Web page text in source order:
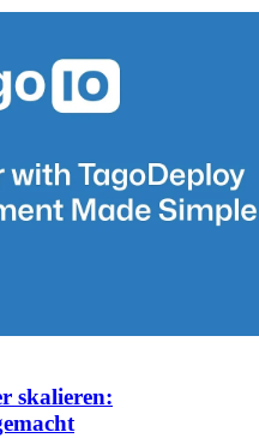
skalieren: